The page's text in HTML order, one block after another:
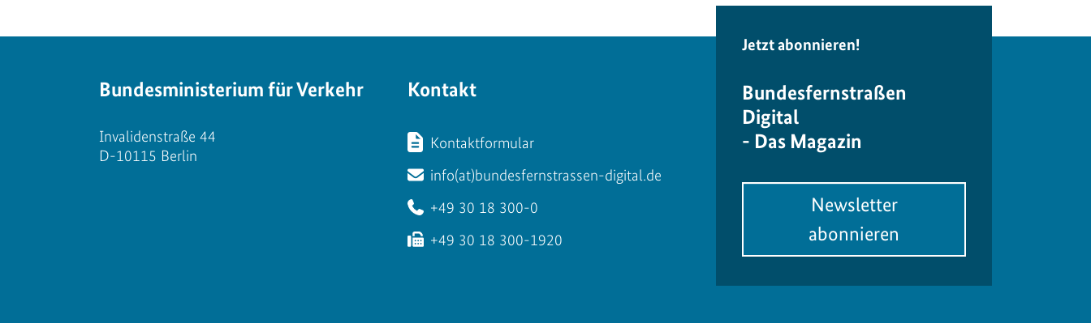
Bundesministerium für Verkehr
Invalidenstraße 44
D-10115 Berlin
Kontakt
Kontaktformular
info(at)bundesfernstrassen-digital.de
+49 30 18 300-0
+49 30 18 300-1920
Jetzt abonnieren!
Bundesfernstraßen
Digital
- Das Magazin
Newsletter
abonnieren